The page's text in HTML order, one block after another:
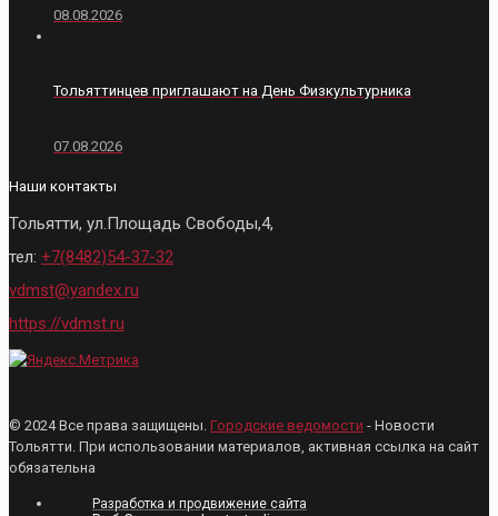
08.08.2026
Тольяттинцев приглашают на День Физкультурника
07.08.2026
Наши контакты
Тольятти, ул.Площадь Свободы,4,
тел: +7(8482)54-37-32
vdmst@yandex.ru
https://vdmst.ru
© 2024 Все права защищены. Городские ведомости - Новости
Тольятти. При использовании материалов, активная ссылка на сайт
обязательна
Разработка и продвижение сайта